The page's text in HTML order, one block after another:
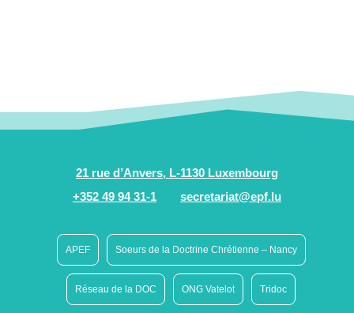
21 rue d’Anvers, L-1130 Luxembourg
+352 49 94 31-1
secretariat@epf.lu
APEF Soeurs de la Doctrine Chrétienne – Nancy
Réseau de la DOC ONG Vatelot Tridoc